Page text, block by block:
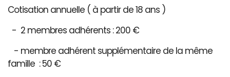
Cotisation annuelle ( à partir de 18 ans )
- 2 membres adhérents : 200 €
- membre adhérent supplémentaire de la même
famille : 50 €